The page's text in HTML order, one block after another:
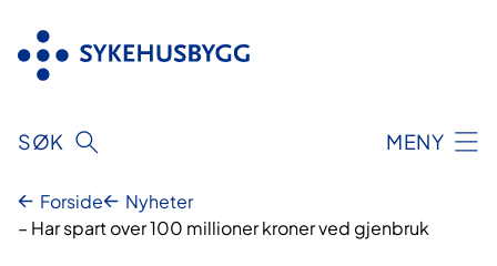
innhold
SØK MENY
Forside
Nyheter
– Har spart over 100 millioner kroner ved gjenbruk